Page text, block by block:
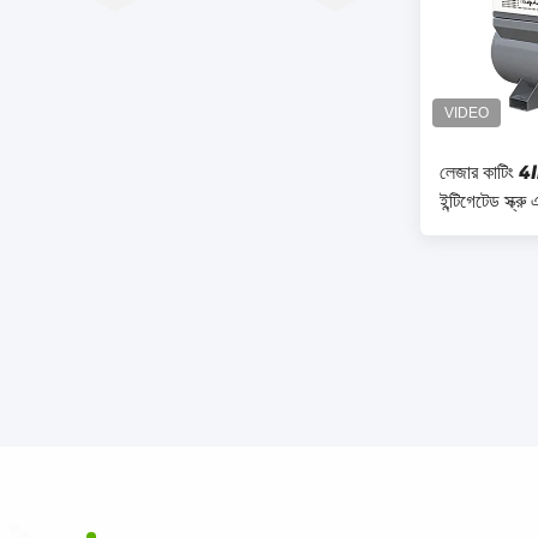
লেজার
ইন্টিগেটেড
এয়ার ড্রায়ারের